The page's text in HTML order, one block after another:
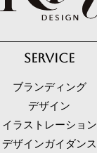
SERVICE
ブランディング
デザイン
イラストレーション
デザインガイダンス